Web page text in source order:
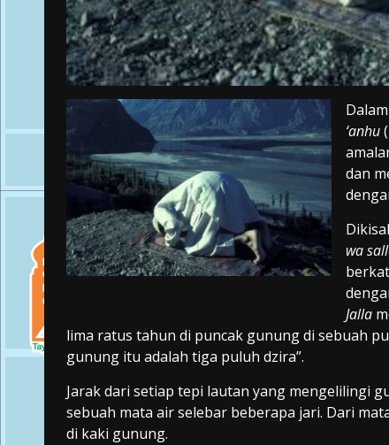
‘anhu
dan
wa
Jalla
lima ratus tahun di puncak gunung di sebuah
gunung itu adalah tiga puluh dzira”.
Jarak dari setiap tepi lautan yang mengelilingi
sebuah mata air selebar beberapa jari. Dari
di kaki gunung.